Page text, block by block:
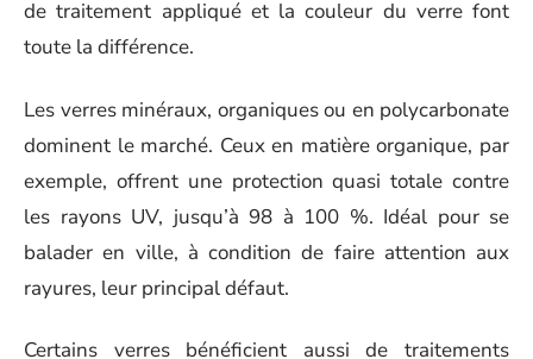
de traitement appliqué et la couleur du verre font
toute la différence.
Les verres minéraux, organiques ou en polycarbonate
dominent le marché. Ceux en matière organique, par
exemple, offrent une protection quasi totale contre
les rayons UV, jusqu’à 98 à 100 %. Idéal pour se
balader en ville, à condition de faire attention aux
rayures, leur principal défaut.
Certains verres bénéficient aussi de traitements